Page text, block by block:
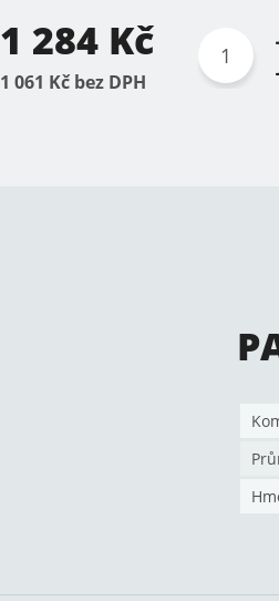
1 284 Kč
1 061 Kč bez DPH